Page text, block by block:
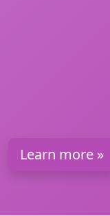
Learn more »